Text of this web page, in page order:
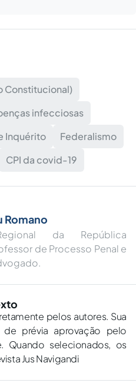
Constitucional)
infecciosas
Inquérito
Federalismo
CPI da covid-19
Romano
da República
de Processo Penal e
pelos autores. Sua
prévia aprovação pelo
Quando selecionados, os
Jus Navigandi